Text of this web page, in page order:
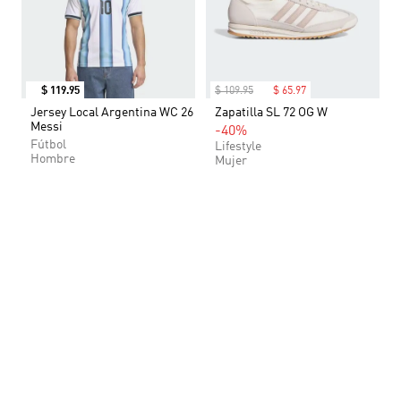
$ 119.95
Jersey Local Argentina WC 26
Messi
Fútbol
Hombre
$ 109.95 $ 65.97
Zapatilla SL 72 OG W
-40%
Lifestyle
Mujer